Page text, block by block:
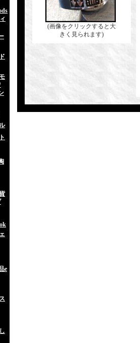
e
(画像をクリックすると大
きく見られます)